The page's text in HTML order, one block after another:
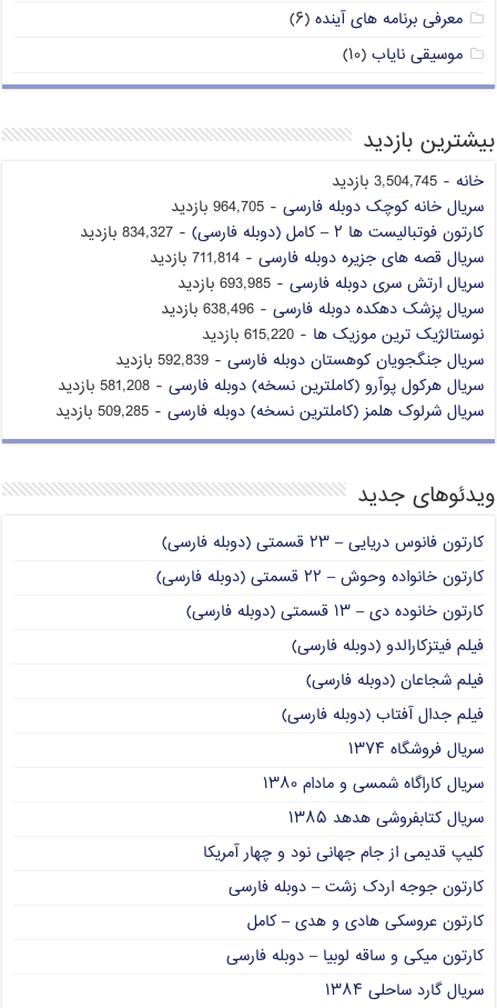
معرفی برنامه های آینده (۶)
موسیقی نایاب (۱۰)
بیشترین بازدید
خانه - 3,504,745 بازدید
سریال خانه کوچک دوبله فارسی - 964,705 بازدید
کارتون فوتبالیست ها ۲ – کامل (دوبله فارسی)
- 834,327 بازدید
سریال قصه های جزیره دوبله فارسی - 711,814 بازدید
سریال ارتش سری دوبله فارسی - 693,985 بازدید
سریال پزشک دهکده دوبله فارسی - 638,496 بازدید
نوستالژیک ترین موزیک ها - 615,220 بازدید
سریال جنگجویان کوهستان دوبله فارسی - 592,839 بازدید
سریال هرکول پوآرو (کاملترین نسخه) دوبله فارسی - 581,208 بازدید
سریال شرلوک هلمز (کاملترین نسخه) دوبله فارسی - 509,285 بازدید
ویدئوهای جدید
کارتون فانوس دریایی – ۲۳ قسمتی (دوبله فارسی)
کارتون خانواده وحوش – ۲۲ قسمتی (دوبله فارسی)
کارتون خانوده دی – ۱۳ قسمتی (دوبله فارسی)
فیلم فیتزکارالدو (دوبله فارسی)
فیلم شجاعان (دوبله فارسی)
فیلم جدال آفتاب (دوبله فارسی)
سریال فروشگاه ۱۳۷۴
سریال کاراگاه شمسی و مادام ۱۳۸۰
سریال کتابفروشی هدهد ۱۳۸۵
کلیپ قدیمی از جام جهانی نود و چهار آمریکا
کارتون جوجه اردک زشت – دوبله فارسی
کارتون عروسکی هادی و هدی – کامل
کارتون میکی و ساقه لوبیا – دوبله فارسی
سریال گارد ساحلی ۱۳۸۴